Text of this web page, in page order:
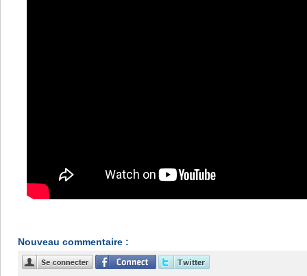
Nouveau commentaire :